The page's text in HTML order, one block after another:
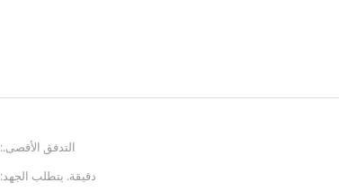
التدفق الأقصى.:
دقيقة. يتطلب الجهد: